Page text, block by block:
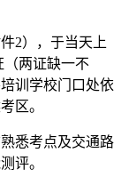
2），于当天上
（两证缺一不
训学校门口处依
区。
悉考点及交通路
评。